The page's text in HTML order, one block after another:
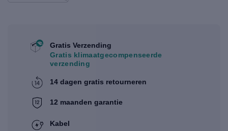
Gratis Verzending
Gratis klimaatgecompenseerde
verzending
14 dagen gratis retourneren
12 maanden garantie
Kabel